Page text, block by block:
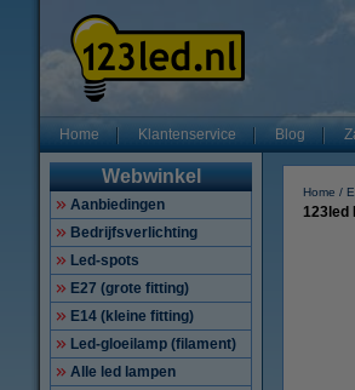
Home Klantenservice Blog
Webwinkel
Aanbiedingen
Bedrijfsverlichting
Led-spots
E27 (grote fitting)
E14 (kleine fitting)
Led-gloeilamp (filament)
Alle led lampen
Home
123led